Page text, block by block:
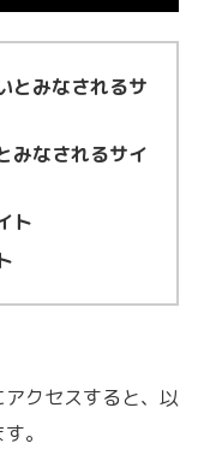
とみなされるサ
みなされるサイ
ト
クセスすると、以
。